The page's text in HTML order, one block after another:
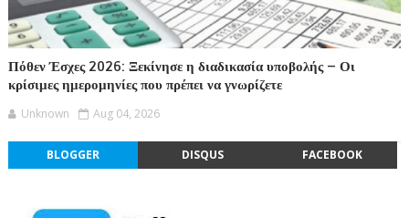
Πόθεν Έσχες 2026: Ξεκίνησε η διαδικασία υποβολής – Οι
κρίσιμες ημερομηνίες που πρέπει να γνωρίζετε
Unknown Aug 04, 2026
BLOGGER DISQUS FACEBOOK